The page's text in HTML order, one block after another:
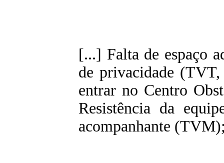
[...] Falta de espaço
de privacidade
entrar no Centro
Resistência da
acompanhante